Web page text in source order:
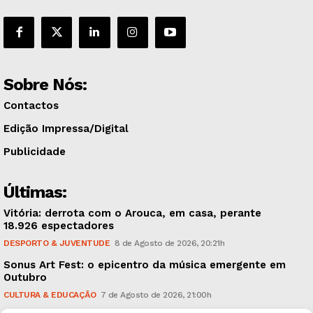
Sobre Nós:
Contactos
Edição Impressa/Digital
Publicidade
Últimas:
Vitória: derrota com o Arouca, em casa, perante
18.926 espectadores
DESPORTO & JUVENTUDE 8 de Agosto de 2026, 20:21h
Sonus Art Fest: o epicentro da música emergente em
Outubro
CULTURA & EDUCAÇÃO 7 de Agosto de 2026, 21:00h